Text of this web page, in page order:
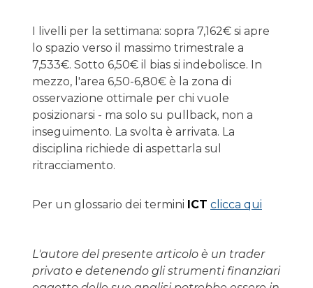
I livelli per la settimana: sopra 7,162€ si apre
lo spazio verso il massimo trimestrale a
7,533€. Sotto 6,50€ il bias si indebolisce. In
mezzo, l'area 6,50-6,80€ è la zona di
osservazione ottimale per chi vuole
posizionarsi - ma solo su pullback, non a
inseguimento. La svolta è arrivata. La
disciplina richiede di aspettarla sul
ritracciamento.
Per un glossario dei termini ICT clicca qui
L'autore del presente articolo è un trader
privato e detenendo gli strumenti finanziari